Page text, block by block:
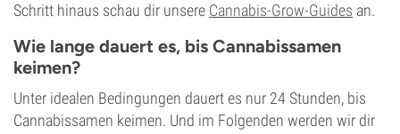
Schritt hinaus schau dir unsere Cannabis-Grow-Guides an.
Wie lange dauert es, bis Cannabissamen
keimen?
Unter idealen Bedingungen dauert es nur 24 Stunden, bis
Cannabissamen keimen. Und im Folgenden werden wir dir